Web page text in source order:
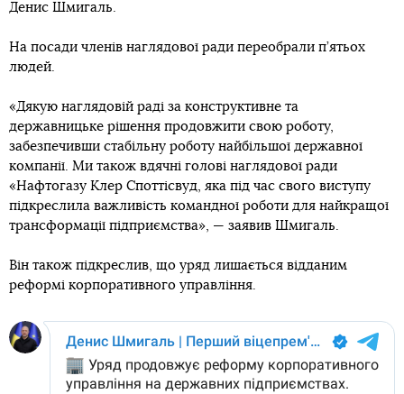
Денис Шмигаль.
На посади членів наглядової ради переобрали п’ятьох
людей.
«Дякую наглядовій раді за конструктивне та
державницьке рішення продовжити свою роботу,
забезпечивши стабільну роботу найбільшої державної
компанії. Ми також вдячні голові наглядової ради
«Нафтогазу Клер Споттісвуд, яка під час свого виступу
підкреслила важливість командної роботи для найкращої
трансформації підприємства», — заявив Шмигаль.
Він також підкреслив, що уряд лишається відданим
реформі корпоративного управління.